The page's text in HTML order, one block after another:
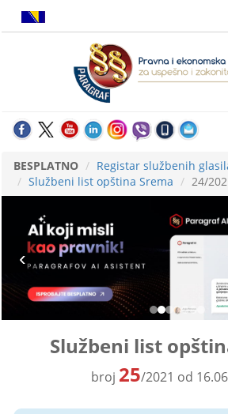
BESPLATNO
Registar službenih
Službeni list opština Srema
24/
Službeni list
broj 25/2021 od